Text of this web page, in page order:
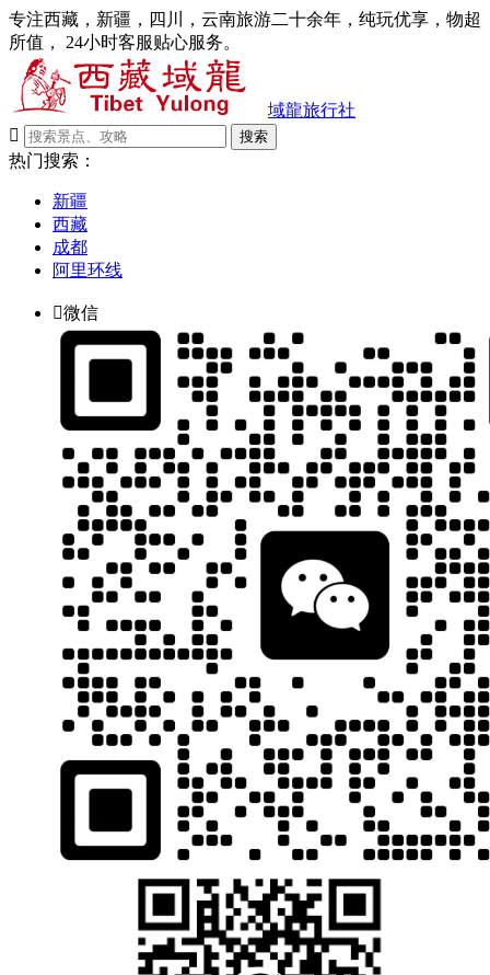
专注西藏，新疆，四川，云南旅游二十余年，纯玩优享，物超
所值， 24小时客服贴心服务。
域龍旅行社

搜索
热门搜索：
新疆
西藏
成都
阿里环线
微信